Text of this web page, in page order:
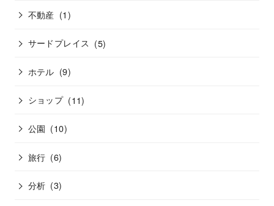
不動産 (1)
サードプレイス (5)
ホテル (9)
ショップ (11)
公園 (10)
旅行 (6)
分析 (3)